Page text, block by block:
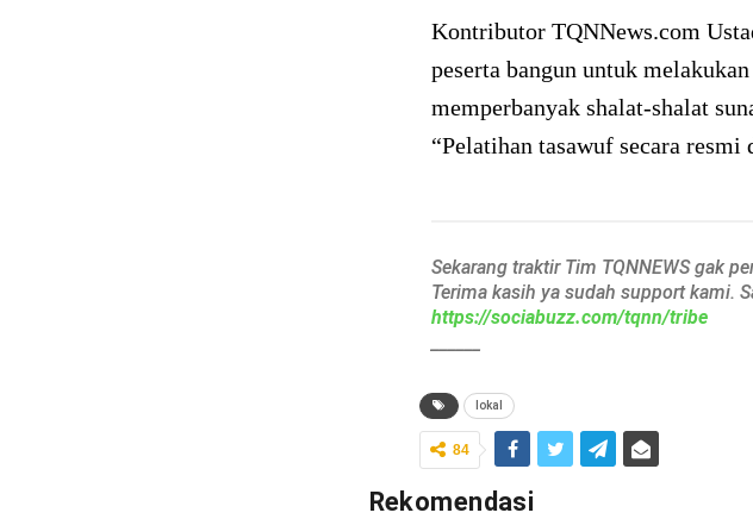
Kontributor TQNNews.com
peserta bangun untuk
memperbanyak shalat-shalat
“Pelatihan tasawuf secara
Sekarang traktir Tim TQNNEWS gak
Terima kasih ya sudah support kami.
https://sociabuzz.com/tqnn/tribe
lokal
84
Rekomendasi